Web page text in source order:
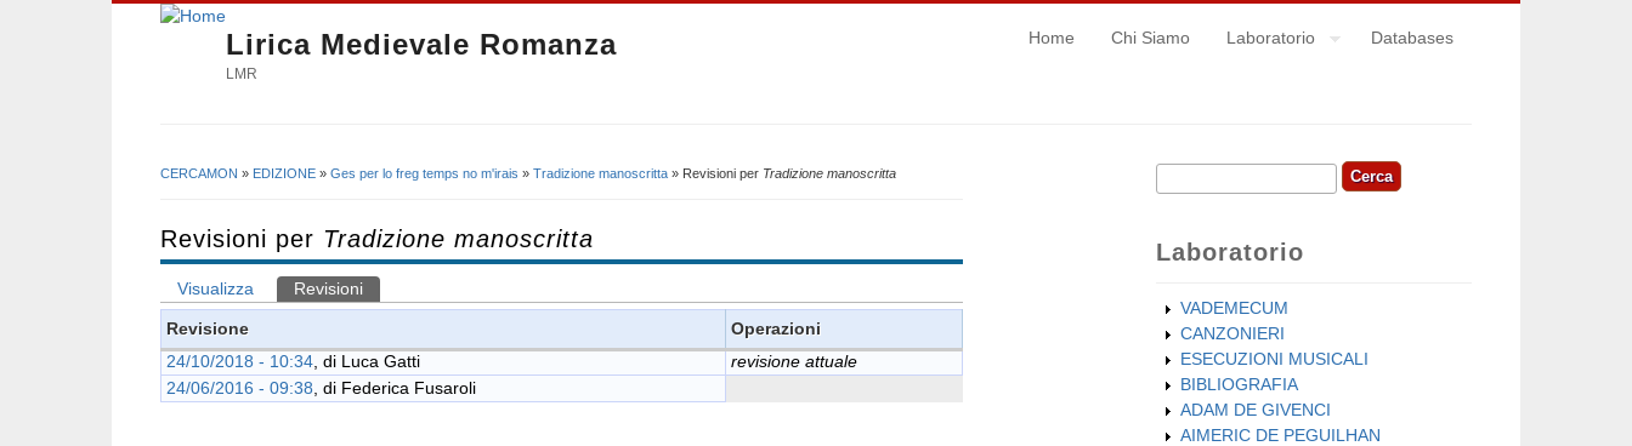
Lirica Medievale Romanza
LMR
Home Chi Siamo Laboratorio Databases
CERCAMON » EDIZIONE » Ges per lo freg temps no m'irais » Tradizione manoscritta » Revisioni per Tradizione manoscritta
Revisioni per Tradizione manoscritta
Schede primarie
Visualizza Revisioni
Revisione
Operazioni
24/10/2018 - 10:34 , di Luca Gatti
revisione attuale
24/06/2016 - 09:38 , di Federica Fusaroli
Form di ricerca
Cerca
Laboratorio
VADEMECUM
CANZONIERI
ESECUZIONI MUSICALI
BIBLIOGRAFIA
ADAM DE GIVENCI
AIMERIC DE PEGUILHAN